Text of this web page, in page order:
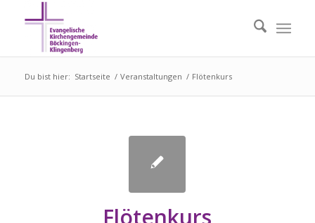
Du bist hier: Startseite / Veranstaltungen / Flötenkurs
Flötenkurs